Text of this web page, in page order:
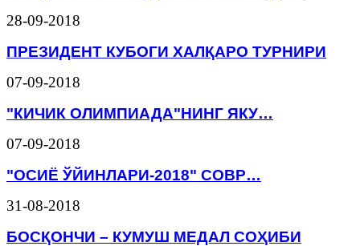
28-09-2018
ПРЕЗИДЕНТ КУБОГИ ХАЛҚАРО ТУРНИРИ
07-09-2018
"КИЧИК ОЛИМПИАДА"НИНГ ЯКУ…
07-09-2018
"ОСИЁ ЎЙИНЛАРИ-2018" СОВР…
31-08-2018
БОСҚОНЧИ – КУМУШ МЕДАЛ СОҲИБИ